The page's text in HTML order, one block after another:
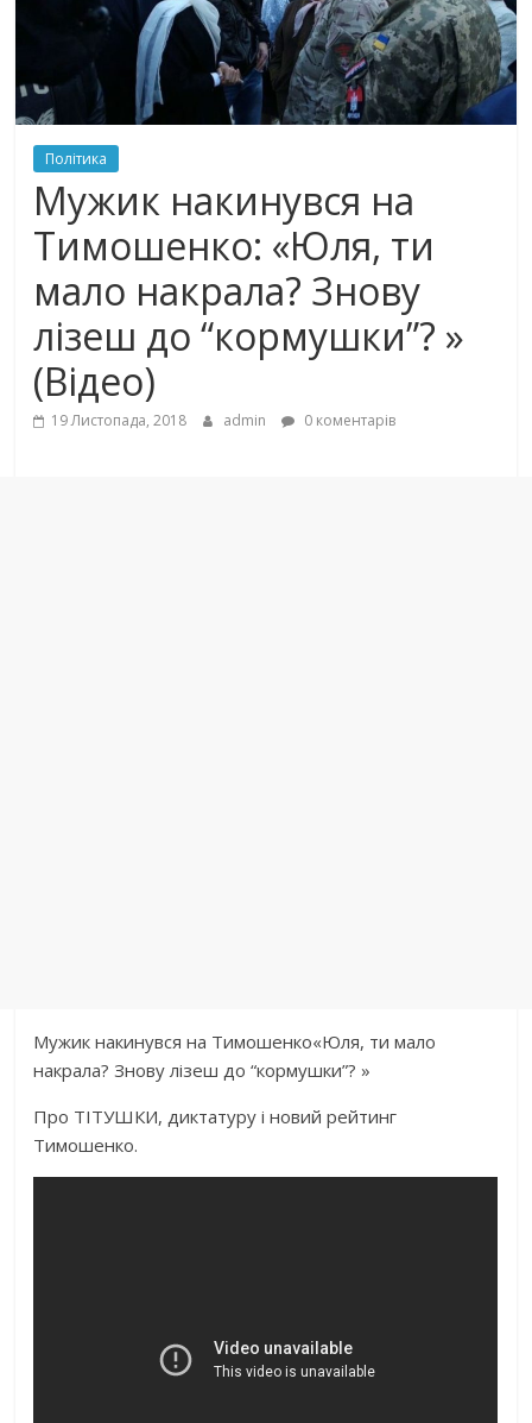
Політика
Мужик накинувся на
Тимошенко: «Юля, ти
мало накрала? Знову
лізеш до “кормушки”? »
(Відео)
19 Листопада, 2018 admin 0 коментарів
Мужик накинувся на Тимошенко«Юля, ти мало
накрала? Знову лізеш до “кормушки”? »
Про ТІТУШКИ, диктатуру і новий рейтинг
Тимошенко.